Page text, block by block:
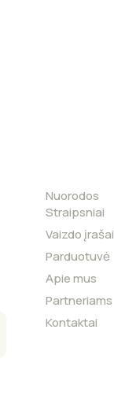
Nuorodos
Straipsniai
Vaizdo įrašai
Parduotuvė
Apie mus
Partneriams
Kontaktai